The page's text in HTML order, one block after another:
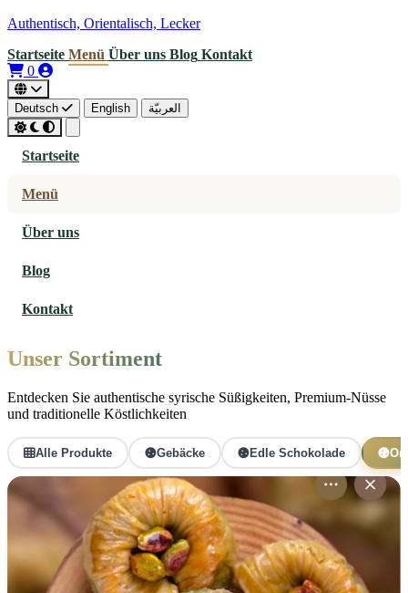
Authentisch, Orientalisch, Lecker
Startseite Menü Über uns Blog Kontakt
0
Deutsch English العربيّة
Startseite
Menü
Über uns
Blog
Kontakt
Unser Sortiment
Entdecken Sie authentische syrische Süßigkeiten, Premium-Nüsse
und traditionelle Köstlichkeiten
Alle Produkte Gebäcke Edle Schokolade
Our Products